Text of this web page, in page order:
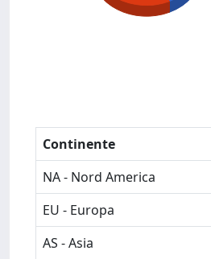
Continente
NA - Nord America
EU - Europa
AS - Asia